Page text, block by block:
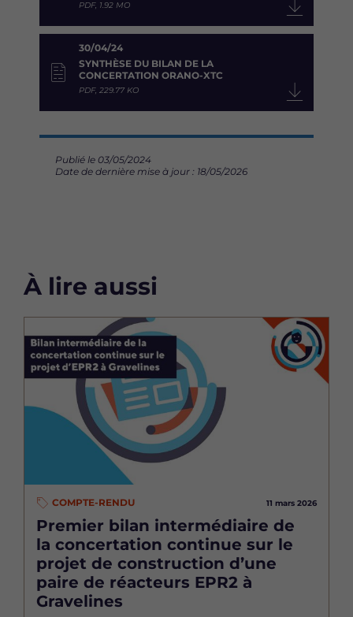
PDF, 1.92 MO
30/04/24
SYNTHÈSE DU BILAN DE LA
CONCERTATION ORANO-XTC
PDF, 229.77 KO
Publié le 03/05/2024
Date de dernière mise à jour : 18/05/2026
À lire aussi
COMPTE-RENDU 11 mars 2026
Premier bilan intermédiaire de
la concertation continue sur le
projet de construction d’une
paire de réacteurs EPR2 à
Gravelines